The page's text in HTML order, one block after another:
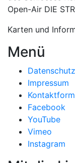
Open-Air DIE
Karten und
Menü
Datenschutz
Impressum
Facebook
YouTube
Vimeo
Instagram